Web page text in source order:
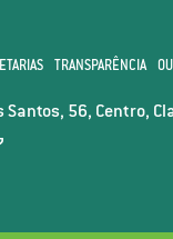
TRANSPARÊNCIA
56, Centro,